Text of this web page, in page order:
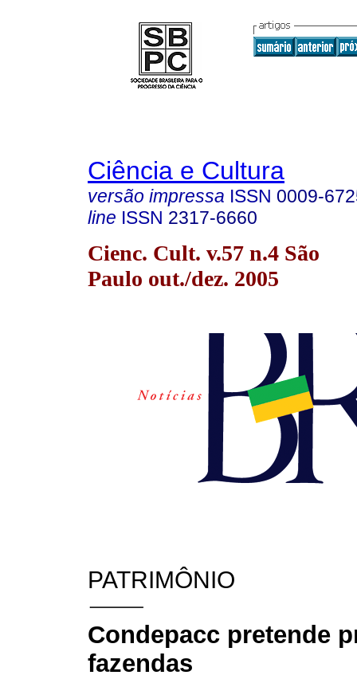
Ciência e Cultura
versão impressa ISSN 0009-
line ISSN 2317-6660
Cienc. Cult. v.57 n.4 São
Paulo out./dez. 2005
PATRIMÔNIO
Condepacc pretende
fazendas